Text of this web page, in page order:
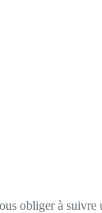
obliger à